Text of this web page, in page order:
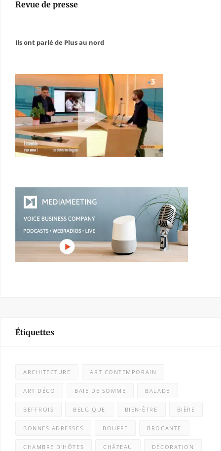
Revue de presse
Ils ont parlé de Plus au nord
Étiquettes
ARCHITECTURE ART CONTEMPORAIN
ART DÉCO BAIE DE SOMME BALADE
BEFFROIS BELGIQUE BIEN-ÊTRE BIÈRE
BONNES ADRESSES BOUFFE BROCANTE
CHAMBRE D'HÔTES CHÂTEAU DÉCORATION